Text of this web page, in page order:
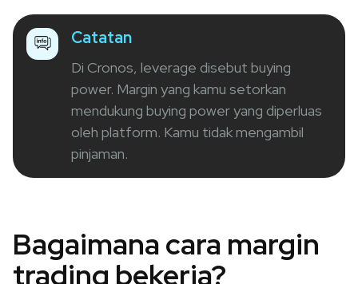
Catatan
Di Cronos, leverage disebut buying
power. Margin yang kamu setorkan
mendukung buying power yang diperluas
oleh platform. Kamu tidak mengambil
pinjaman.
Bagaimana cara margin
trading bekerja?